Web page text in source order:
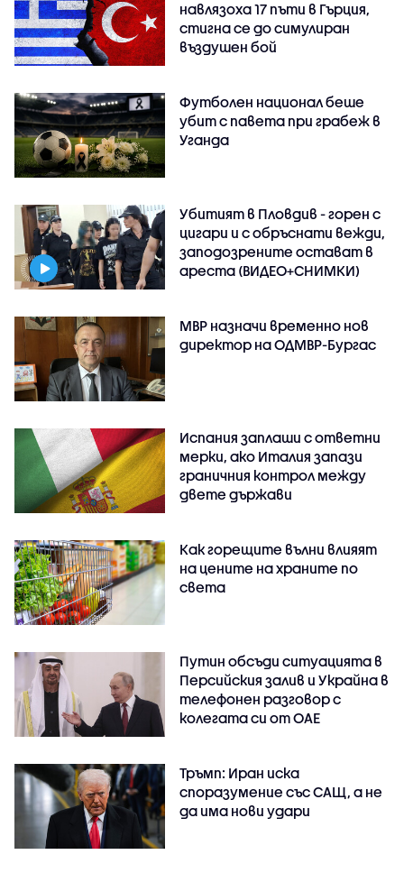
навлязоха 17 пъти в Гърция,
стигна се до симулиран
въздушен бой
Футболен национал беше
убит с павета при грабеж в
Уганда
Убитият в Пловдив - горен с
цигари и с обръснати вежди,
заподозрените остават в
ареста (ВИДЕО+СНИМКИ)
МВР назначи временно нов
директор на ОДМВР-Бургас
Испания заплаши с ответни
мерки, ако Италия запази
граничния контрол между
двете държави
Как горещите вълни влияят
на цените на храните по
света
Путин обсъди ситуацията в
Персийския залив и Украйна в
телефонен разговор с
колегата си от ОАЕ
Тръмп: Иран иска
споразумение със САЩ, а не
да има нови удари